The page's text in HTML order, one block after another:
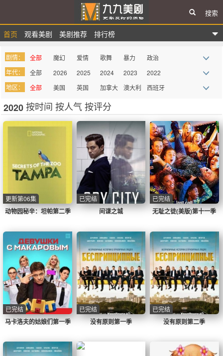
九九美剧
首页 观看美剧 美剧推荐 排行榜
搜索
剧情： 全部 魔幻 爱情 歌舞 暴力 政治
战争 惊悚 悬疑 律政 家庭 真人秀
科幻 青春 都市 迷你剧 谍战 记录
西部 血腥 罪案 综艺
吸血鬼 同性 史诗 古装 历史 医务
剧情 冒险 传记 丧尸
情景喜
剧
年代： 全部 2026 2025 2024 2023 2022
2021 2020 2019 2018 2017 2016
2015 2014 2013 2012
2009 more
地区： 全部 美国 英国 加拿大
澳大利
西班牙
法国 德国 巴西 意大利
其它
2020按时间 按人气 按评分
动物园秘辛：坦帕第二季
更新第06集
间谍之城
已完结
无耻之徒(美版)第十一季
已完结
马卡洛夫的姑娘们第一季
已完结
没有原则第一季
已完结
没有原则第二季
已完结